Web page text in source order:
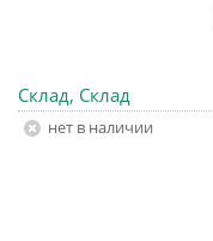
Склад, Склад
Нет в наличии